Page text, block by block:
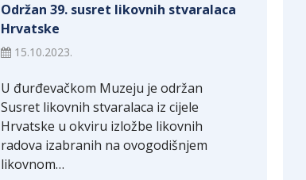
Održan 39. susret likovnih stvaralaca
Hrvatske
15.10.2023.
U đurđevačkom Muzeju je održan
Susret likovnih stvaralaca iz cijele
Hrvatske u okviru izložbe likovnih
radova izabranih na ovogodišnjem
likovnom…